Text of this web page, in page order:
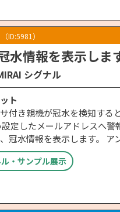
（ID:5981）
水情報を表示しま
シグナル
ト
付き親機が冠水を検知する
定したメールアドレスへ
冠水情報を表示します。 ア
・サンプル展示